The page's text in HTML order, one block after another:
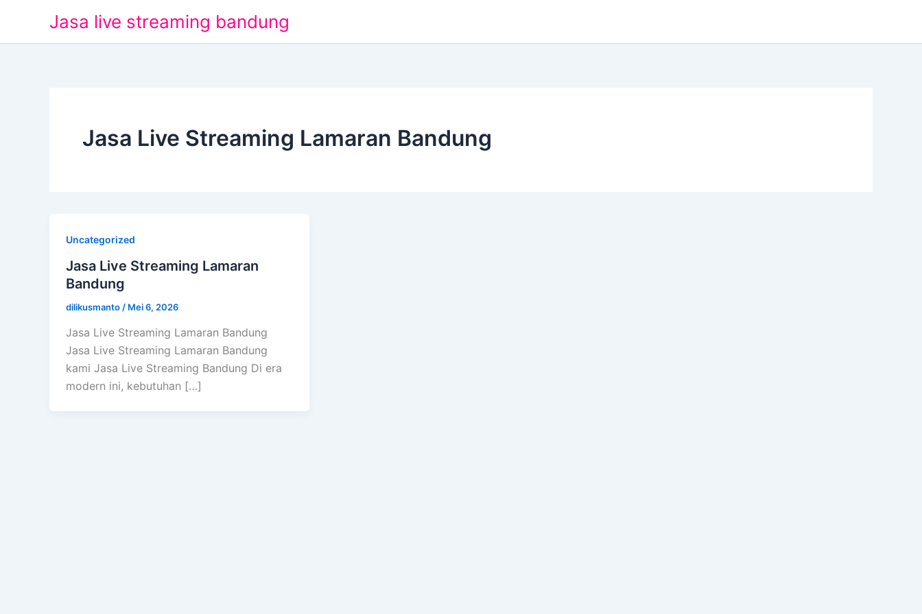
konten
Jasa live streaming bandung
Jasa Live Streaming Lamaran Bandung
Uncategorized
Jasa Live Streaming Lamaran
Bandung
dilikusmanto / Mei 6, 2026
Jasa Live Streaming Lamaran Bandung
Jasa Live Streaming Lamaran Bandung
kami Jasa Live Streaming Bandung Di era
modern ini, kebutuhan […]